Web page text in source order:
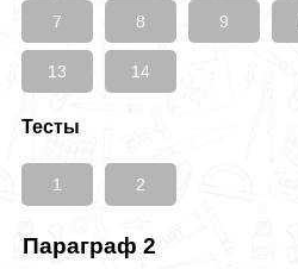
7 8 9
13 14
Тесты
1 2
Параграф 2